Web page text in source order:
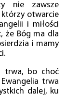
nie zawsze
którzy otwarcie
i miłości
że Bóg ma dla
i mamy
trwa, bo choć
trwa
dalej, ku